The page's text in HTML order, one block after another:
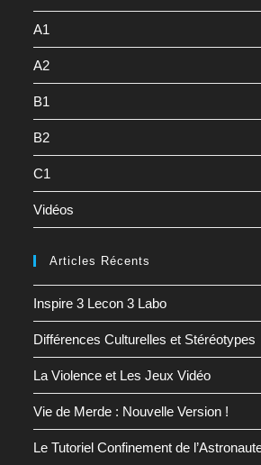
A1
A2
B1
B2
C1
Vidéos
Articles Récents
Inspire 3 Lecon 3 Labo
Différences Culturelles et Stéréotypes
La Violence et Les Jeux Vidéo
Vie de Merde : Nouvelle Version !
Le Tutoriel Confinement de